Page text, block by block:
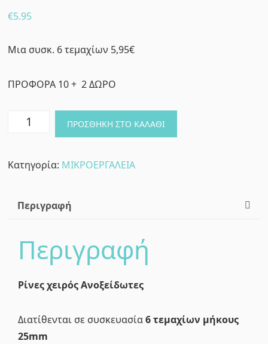
€5.95
Μια συσκ. 6 τεμαχίων 5,95€
ΠΡΟΦΟΡΑ 10 + 2 ΔΩΡΟ
ΡΙΝΕΣ
Προσφορά
ΔΩΡΟ
ΠΡΟΣΘΉΚΗ ΣΤΟ ΚΑΛΆΘΙ
Κατηγορία: ΜΙΚΡΟΕΡΓΑΛΕΙΑ
Περιγραφή
Περιγραφή
Ρίνες χειρός Ανοξείδωτες
Διατίθενται σε συσκευασία6 τεμαχίων μήκους
25mm